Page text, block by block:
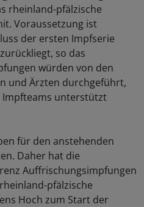
rheinland-pfälzische
Voraussetzung ist
der ersten Impfserie
so das
würden von den
und Ärzten durchgeführt,
Impfteams unterstützt
für den anstehenden
Daher hat die
Auffrischungsimpfungen
pfälzische
Hoch zum Start der